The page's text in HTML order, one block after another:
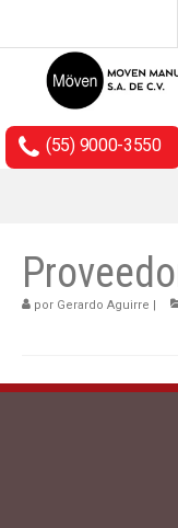
(55) 9000-3550
Cubiertos
Accesorios
por Gerardo Aguirre |